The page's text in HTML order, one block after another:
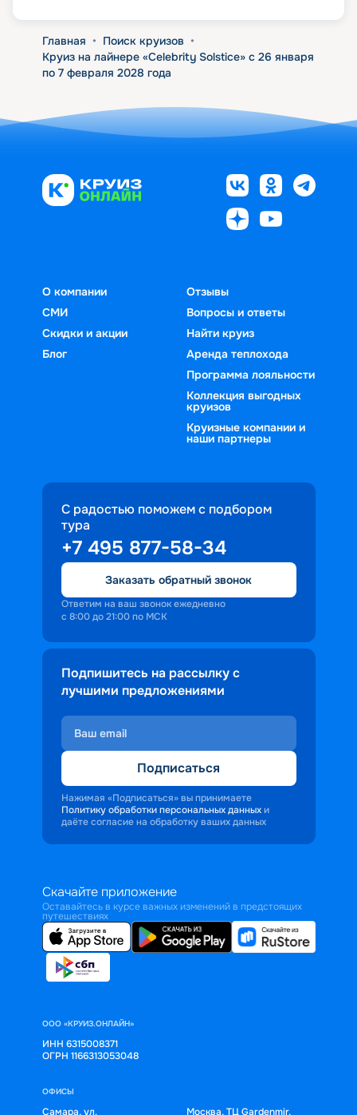
Главная • Поиск круизов •
Круиз на лайнере «Celebrity Solstice» с 26 января
по 7 февраля 2028 года
О компании
СМИ
Скидки и акции
Блог
Отзывы
Вопросы и ответы
Найти круиз
Аренда теплохода
Программа лояльности
Коллекция выгодных
круизов
Круизные компании и
наши партнеры
С радостью поможем с подбором
тура
+7 495 877-58-34
Заказать обратный звонок
Ответим на ваш звонок ежедневно
с 8:00 до 21:00 по МСК
Подпишитесь на рассылку с
лучшими предложениями
Подписаться
Нажимая «Подписаться» вы принимаете
Политику обработки персональных данных и
даёте согласие на обработку ваших данных
Скачайте приложение
Оставайтесь в курсе важных изменений в предстоящих
путешествиях
ООО «КРУИЗ.ОНЛАЙН»
ИНН 6315008371
ОГРН 1166313053048
ОФИСЫ
Самара, ул. Москва, ТЦ Gardenmir,